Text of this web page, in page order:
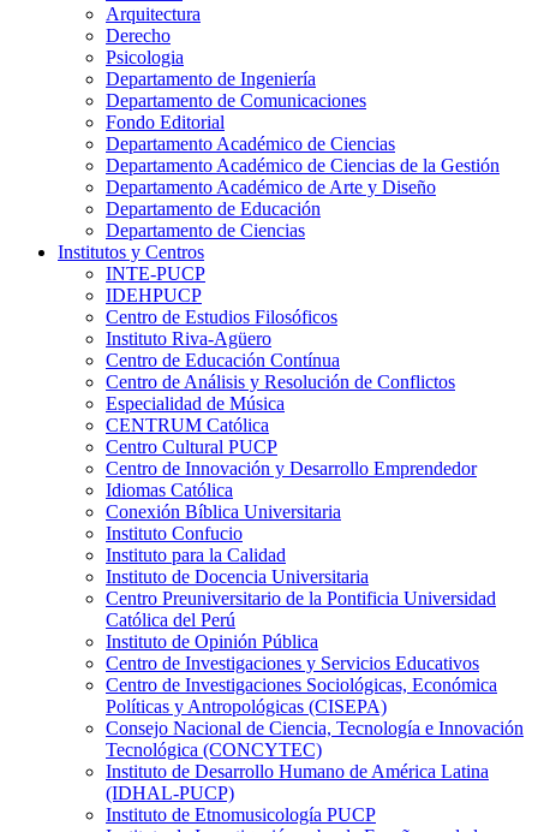
Arquitectura
Derecho
Psicologia
Departamento de Ingeniería
Departamento de Comunicaciones
Fondo Editorial
Departamento Académico de Ciencias
Departamento Académico de Ciencias de la Gestión
Departamento Académico de Arte y Diseño
Departamento de Educación
Departamento de Ciencias
Institutos y Centros
INTE-PUCP
IDEHPUCP
Centro de Estudios Filosóficos
Instituto Riva-Agüero
Centro de Educación Contínua
Centro de Análisis y Resolución de Conflictos
Especialidad de Música
CENTRUM Católica
Centro Cultural PUCP
Centro de Innovación y Desarrollo Emprendedor
Idiomas Católica
Conexión Bíblica Universitaria
Instituto Confucio
Instituto para la Calidad
Instituto de Docencia Universitaria
Centro Preuniversitario de la Pontificia Universidad
Católica del Perú
Instituto de Opinión Pública
Centro de Investigaciones y Servicios Educativos
Centro de Investigaciones Sociológicas, Económica
Políticas y Antropológicas (CISEPA)
Consejo Nacional de Ciencia, Tecnología e Innovación
Tecnológica (CONCYTEC)
Instituto de Desarrollo Humano de América Latina
(IDHAL-PUCP)
Instituto de Etnomusicología PUCP